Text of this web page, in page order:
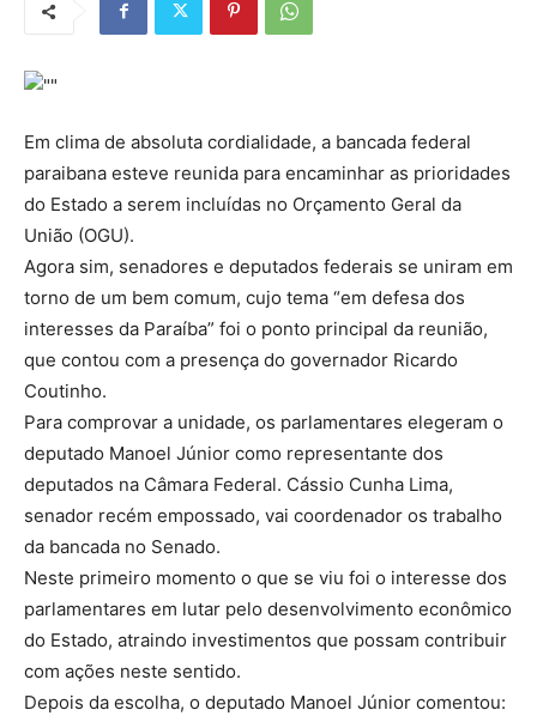
Em clima de absoluta cordialidade, a bancada federal
paraibana esteve reunida para encaminhar as prioridades
do Estado a serem incluídas no Orçamento Geral da
União (OGU).
Agora sim, senadores e deputados federais se uniram em
torno de um bem comum, cujo tema “em defesa dos
interesses da Paraíba” foi o ponto principal da reunião,
que contou com a presença do governador Ricardo
Coutinho.
Para comprovar a unidade, os parlamentares elegeram o
deputado Manoel Júnior como representante dos
deputados na Câmara Federal. Cássio Cunha Lima,
senador recém empossado, vai coordenador os trabalho
da bancada no Senado.
Neste primeiro momento o que se viu foi o interesse dos
parlamentares em lutar pelo desenvolvimento econômico
do Estado, atraindo investimentos que possam contribuir
com ações neste sentido.
Depois da escolha, o deputado Manoel Júnior comentou: